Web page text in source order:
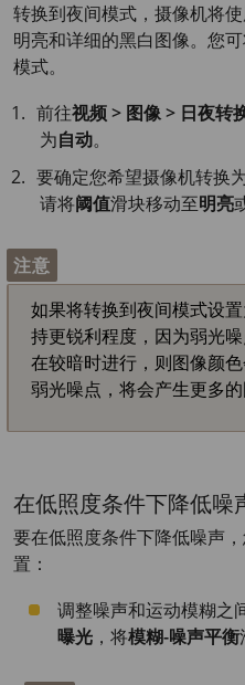
转换到夜间模式，摄像机将
明亮和详细的黑白图像。您
模式。
前往视频 > 图像 > 日夜转
为自动。
要确定您希望摄像机转换
请将阈值滑块移动至明亮
注意
如果将转换到夜间模式设
持更锐利程度，因为弱光
在较暗时进行，则图像颜
弱光噪点，将会产生更多的
在低照度条件下降低噪
要在低照度条件下降低噪声
置：
调整噪声和运动模糊之
曝光 ，将模糊-噪声平衡